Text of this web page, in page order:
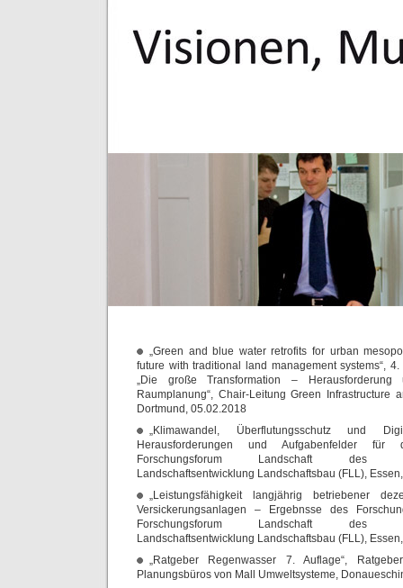
„Green and blue water retrofits for urban
future with traditional land management systems“,
„Die große Transformation –
Raumplanung“, Chair-Leitung Green Infrastructure
Dortmund, 05.02.2018
„Klimawandel, Überflutungsschutz und
Herausforderungen und Aufgabenfelder für
Forschungsforum Landschaft des
Landschaftsentwicklung Landschaftsbau (FLL),
„Leistungsfähigkeit langjährig betriebener
Versickerungsanlagen – Ergebnsse des
Forschungsforum Landschaft des
Landschaftsentwicklung Landschaftsbau (FLL),
„Ratgeber Regenwasser 7. Auflage“,
Planungsbüros von Mall Umweltsysteme,